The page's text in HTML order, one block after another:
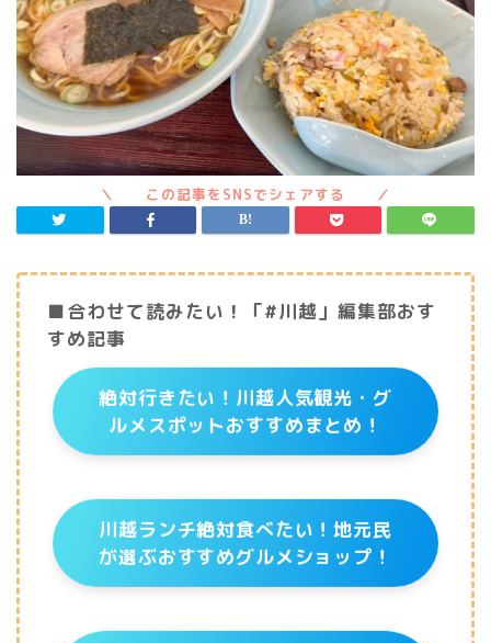
■合わせて読みたい！「#川越」編集部おす
すめ記事
絶対行きたい！川越人気観光・グ
ルメスポットおすすめまとめ！
川越ランチ絶対食べたい！地元民
が選ぶおすすめグルメショップ！